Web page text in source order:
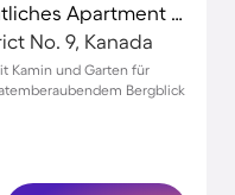
Familienfreundliches gemütliches Apartment mit Terrasse und Garten | Bergblick
No. 9, Kanada
Kamin und Garten für
Bergblick